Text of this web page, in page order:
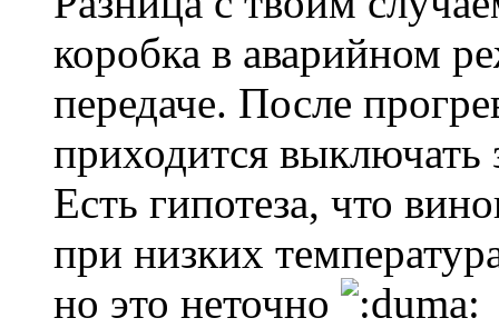
коробка в аварийном
передаче. После
приходится выключать
Есть гипотеза, что
при низких
но это неточно